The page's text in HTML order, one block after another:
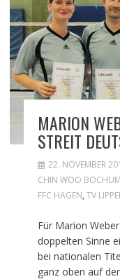
MARION
STREIT
22. NOVEMBER
CHIN WOO BOCHUM
FFC HAGEN, TV
Für Marion
doppelten Sinne
bei nationalen
ganz oben auf